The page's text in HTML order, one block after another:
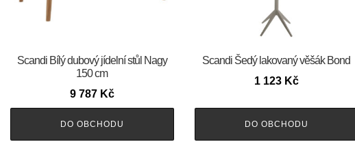
Scandi Bílý dubový jídelní stůl Nagy
150 cm
9 787 Kč
DO OBCHODU
Scandi Šedý lakovaný věšák Bond
1 123 Kč
DO OBCHODU